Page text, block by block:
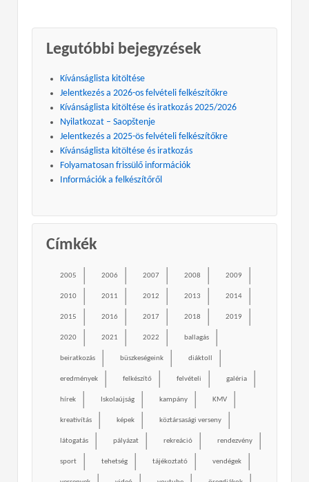
Legutóbbi bejegyzések
Kívánságlista kitöltése
Jelentkezés a 2026-os felvételi felkészítőkre
Kívánságlista kitöltése és iratkozás 2025/2026
Nyilatkozat – Saopštenje
Jelentkezés a 2025-ös felvételi felkészítőkre
Kívánságlista kitöltése és iratkozás
Folyamatosan frissülő információk
Információk a felkészítőről
Címkék
2005 2006 2007 2008 2009
2010 2011 2012 2013 2014
2015 2016 2017 2018 2019
2020 2021 2022 ballagás
beiratkozás büszkeségeink diáktoll
eredmények felkészítő felvételi galéria
hírek Iskolaújság kampány KMV
kreativítás képek köztársasági verseny
látogatás pályázat rekreáció rendezvény
sport tehetség tájékoztató vendégek